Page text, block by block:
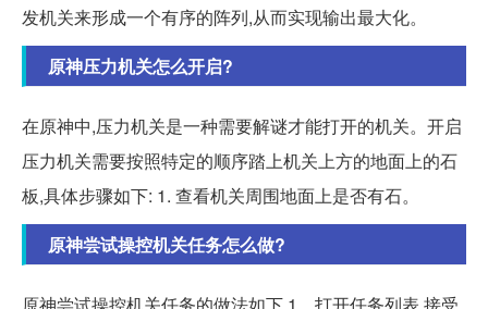
发机关来形成一个有序的阵列,从而实现输出最大化。
原神压力机关怎么开启?
在原神中,压力机关是一种需要解谜才能打开的机关。开启
压力机关需要按照特定的顺序踏上机关上方的地面上的石
板,具体步骤如下: 1. 查看机关周围地面上是否有石。
原神尝试操控机关任务怎么做?